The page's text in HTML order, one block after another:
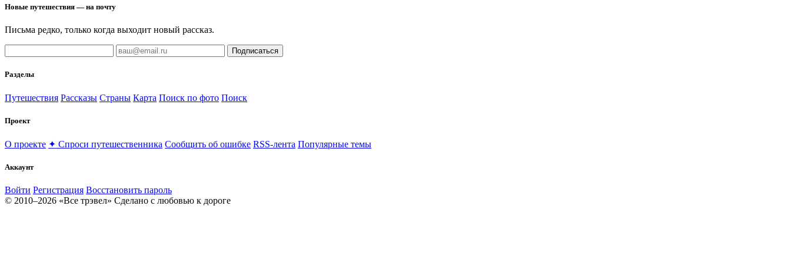
Новые путешествия — на почту
Письма редко, только когда выходит новый рассказ.
Подписаться
Разделы
Путешествия Рассказы Страны Карта Поиск по фото Поиск
Проект
О проекте ✦ Спроси путешественника Сообщить об ошибке RSS-лента Популярные темы
Аккаунт
Войти Регистрация Восстановить пароль
© 2010–2026 «Все трэвел» Сделано с любовью к дороге